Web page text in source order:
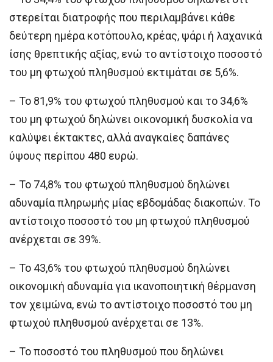
στερείται διατροφής που περιλαμβάνει κάθε
δεύτερη ημέρα κοτόπουλο, κρέας, ψάρι ή λαχανικά
ίσης θρεπτικής αξίας, ενώ το αντίστοιχο ποσοστό
του μη φτωχού πληθυσμού εκτιμάται σε 5,6%.
– Το 81,9% του φτωχού πληθυσμού και το 34,6%
του μη φτωχού δηλώνει οικονομική δυσκολία να
καλύψει έκτακτες, αλλά αναγκαίες δαπάνες
ύψους περίπου 480 ευρώ.
– Το 74,8% του φτωχού πληθυσμού δηλώνει
αδυναμία πληρωμής μίας εβδομάδας διακοπών. Το
αντίστοιχο ποσοστό του μη φτωχού πληθυσμού
ανέρχεται σε 39%.
– Το 43,6% του φτωχού πληθυσμού δηλώνει
οικονομική αδυναμία για ικανοποιητική θέρμανση
τον χειμώνα, ενώ το αντίστοιχο ποσοστό του μη
φτωχού πληθυσμού ανέρχεται σε 13%.
– Το ποσοστό του πληθυσμού που δηλώνει